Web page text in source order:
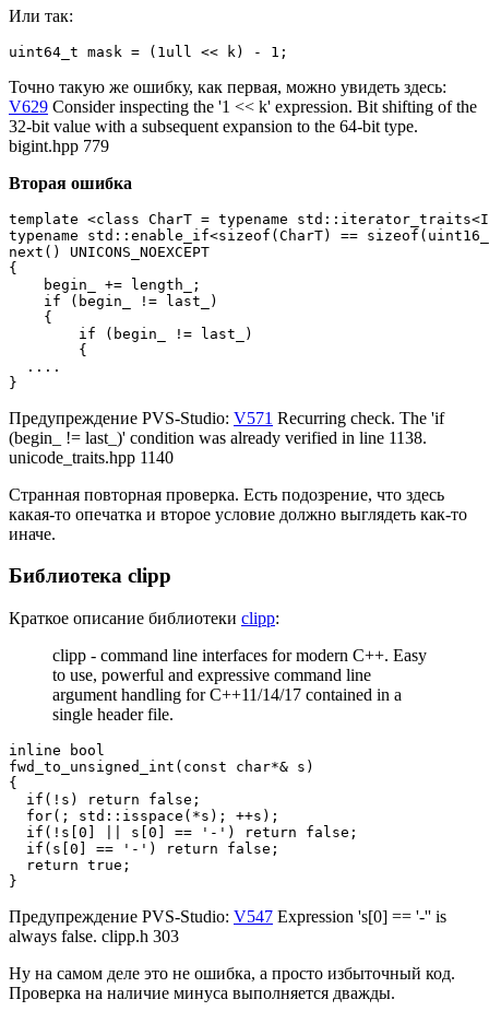
Или так:
uint64_t mask = (1ull << k) - 1;
Точно такую же ошибку, как первая, можно увидеть здесь:
V629 Consider inspecting the '1 << k' expression. Bit shifting of the
32-bit value with a subsequent expansion to the 64-bit type.
bigint.hpp 779
Вторая ошибка
template <class CharT = typename
typename std::enable_if<sizeof(CharT) ==
next() UNICONS_NOEXCEPT
{
    begin_ += length_;
    if (begin_ != last_)
    {
        if (begin_ != last_)
        {
  ....
}
Предупреждение PVS-Studio: V571 Recurring check. The 'if
(begin_ != last_)' condition was already verified in line 1138.
unicode_traits.hpp 1140
Странная повторная проверка. Есть подозрение, что здесь
какая-то опечатка и второе условие должно выглядеть как-то
иначе.
Библиотека clipp
Краткое описание библиотеки clipp:
clipp - command line interfaces for modern C++. Easy
to use, powerful and expressive command line
argument handling for C++11/14/17 contained in a
single header file.
inline bool
fwd_to_unsigned_int(const char*& s)
{
  if(!s) return false;
  for(; std::isspace(*s); ++s);
  if(!s[0] || s[0] == '-') return false;
  if(s[0] == '-') return false;
  return true;
}
Предупреждение PVS-Studio: V547 Expression 's[0] == '-'' is
always false. clipp.h 303
Ну на самом деле это не ошибка, а просто избыточный код.
Проверка на наличие минуса выполняется дважды.